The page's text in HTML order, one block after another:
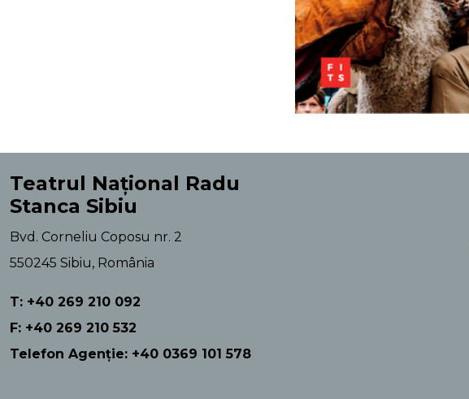
Teatrul Național Radu
Stanca Sibiu
Bvd. Corneliu Coposu nr. 2
550245 Sibiu, România
T: +40 269 210 092
F: +40 269 210 532
Telefon Agenție: +40 0369 101 578